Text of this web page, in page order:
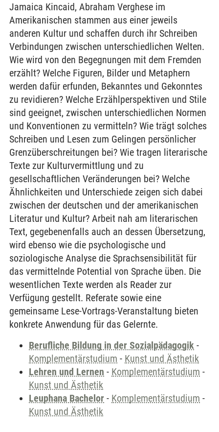
Jamaica Kincaid, Abraham Verghese im
Amerikanischen stammen aus einer jeweils
anderen Kultur und schaffen durch ihr Schreiben
Verbindungen zwischen unterschiedlichen Welten.
Wie wird von den Begegnungen mit dem Fremden
erzählt? Welche Figuren, Bilder und Metaphern
werden dafür erfunden, Bekanntes und Gekonntes
zu revidieren? Welche Erzählperspektiven und Stile
sind geeignet, zwischen unterschiedlichen Normen
und Konventionen zu vermitteln? Wie trägt solches
Schreiben und Lesen zum Gelingen persönlicher
Grenzüberschreitungen bei? Wie tragen literarische
Texte zur Kulturvermittlung und zu
gesellschaftlichen Veränderungen bei? Welche
Ähnlichkeiten und Unterschiede zeigen sich dabei
zwischen der deutschen und der amerikanischen
Literatur und Kultur? Arbeit nah am literarischen
Text, gegebenenfalls auch an dessen Übersetzung,
wird ebenso wie die psychologische und
soziologische Analyse die Sprachsensibilität für
das vermittelnde Potential von Sprache üben. Die
wesentlichen Texte werden als Reader zur
Verfügung gestellt. Referate sowie eine
gemeinsame Lese-Vortrags-Veranstaltung bieten
konkrete Anwendung für das Gelernte.
Berufliche Bildung in der Sozialpädagogik -
Komplementärstudium - Kunst und Ästhetik
Lehren und Lernen - Komplementärstudium -
Kunst und Ästhetik
Leuphana Bachelor - Komplementärstudium -
Kunst und Ästhetik